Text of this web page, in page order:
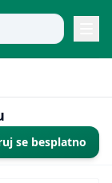
se besplatno